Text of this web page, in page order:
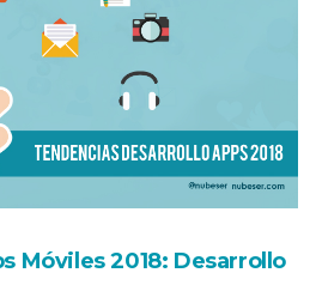
Móviles 2018: Desarrollo